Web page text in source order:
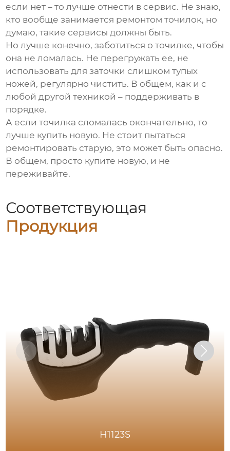
если нет – то лучше отнести в сервис. Не знаю,
кто вообще занимается ремонтом точилок, но
думаю, такие сервисы должны быть.
Но лучше конечно, заботиться о точилке, чтобы
она не ломалась. Не перегружать ее, не
использовать для заточки слишком тупых
ножей, регулярно чистить. В общем, как и с
любой другой техникой – поддерживать в
порядке.
А если точилка сломалась окончательно, то
лучше купить новую. Не стоит пытаться
ремонтировать старую, это может быть опасно.
В общем, просто купите новую, и не
переживайте.
Соответствующая
Продукция
H1123S